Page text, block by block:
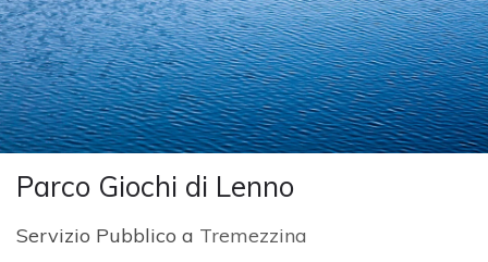
Parco Giochi di Lenno
Servizio Pubblico a Tremezzina